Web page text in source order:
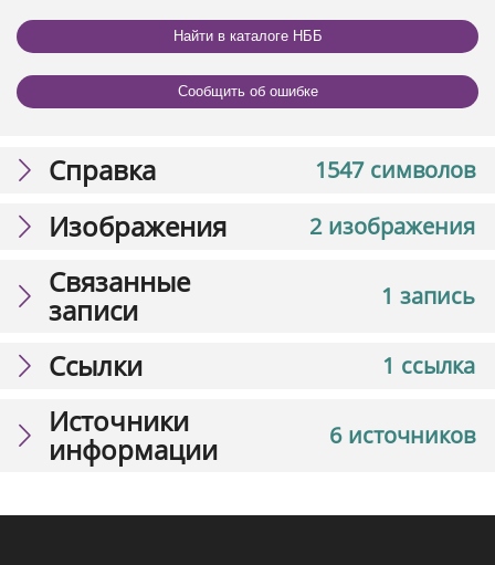
Найти в каталоге НББ
Сообщить об ошибке
1547 символов
Справка
2 изображения
Изображения
1 запись
Связанные
записи
1 ссылка
Ссылки
6 источников
Источники
информации